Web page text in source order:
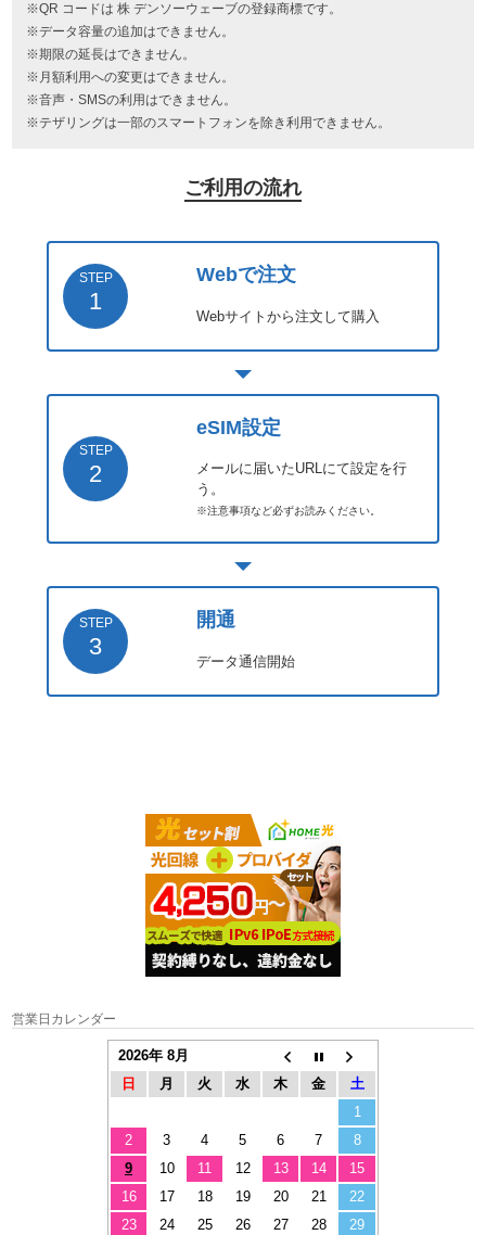
※QR コードは 株 デンソーウェーブの登録商標です。
※データ容量の追加はできません。
※期限の延長はできません。
※月額利用への変更はできません。
※音声・SMSの利用はできません。
※テザリングは一部のスマートフォンを除き利用できません。
ご利用の流れ
STEP
1
Webで注文
Webサイトから注文して購入
STEP
2
eSIM設定
メールに届いたURLにて設定を行
う。
※注意事項など必ずお読みください。
STEP
3
開通
データ通信開始
営業日カレンダー
2026年 8月
日
月 火 水 木 金
土
1
2
3 4 5 6 7
8
9
10 11 12 13 14
15
16
17 18 19 20 21
22
23
24 25 26 27 28
29